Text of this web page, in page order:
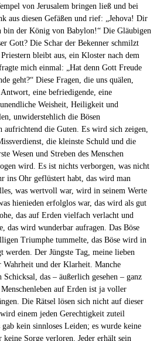
von Jerusalem bringen ließ und bei
aus diesen Gefäßen und rief: „Jehova! Dir
bin der König von Babylon!“ Die Gläubigen
Gott? Die Schar der Bekenner schmilzt
bleibt aus, ein Kloster nach dem
mich einmal: „Hat denn Gott Freude
geht?“ Diese Fragen, die uns quälen,
eine befriedigende, eine
Weisheit, Heiligkeit und
unwiderstehlich die Bösen
aufrichtend die Guten. Es wird sich zeigen,
die kleinste Schuld und die
Wesen und Streben des Menschen
wird. Es ist nichts verborgen, was nicht
ins Ohr geflüstert habt, das wird man
was wertvoll war, wird in seinem Werte
hienieden erfolglos war, das wird als gut
das auf Erden vielfach verlacht und
das wird wunderbar aufragen. Das Böse
Triumphe tummelte, das Böse wird in
werden. Der Jüngste Tag, meine lieben
Wahrheit und der Klarheit. Manche
das – äußerlich gesehen – ganz
auf Erden ist ja voller
Die Rätsel lösen sich nicht auf dieser
einem jeden Gerechtigkeit zuteil
kein sinnloses Leiden; es wurde keine
keine Sorge verloren. Jeder erhält sein